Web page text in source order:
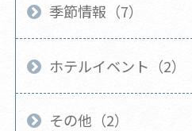
季節情報（7）
ホテルイベント（2）
その他（2）